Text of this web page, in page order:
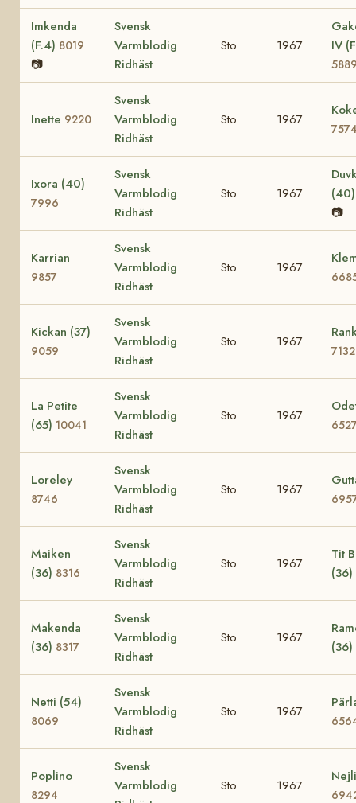
Imkenda
(F.4) 8019
📷
Svensk
Varmblodig
Ridhäst
Sto 1967
IV
Inette 9220
Svensk
Varmblodig
Ridhäst
Sto 1967
Ixora (40)
7996
Svensk
Varmblodig
Ridhäst
Sto 1967
📷
Karrian
9857
Svensk
Varmblodig
Ridhäst
Sto 1967
Kickan (37)
9059
Svensk
Varmblodig
Ridhäst
Sto 1967
7132
La Petite
(65) 10041
Svensk
Varmblodig
Ridhäst
Sto 1967
Loreley
8746
Svensk
Varmblodig
Ridhäst
Sto 1967
Maiken
(36) 8316
Svensk
Varmblodig
Ridhäst
Sto 1967
Tit
(36)
Makenda
(36) 8317
Svensk
Varmblodig
Ridhäst
Sto 1967
(36)
Netti (54)
8069
Svensk
Varmblodig
Ridhäst
Sto 1967
Poplino
8294
Svensk
Varmblodig
Sto 1967